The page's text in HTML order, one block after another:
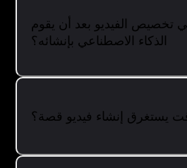
تخصيص الفيديو بعد أن يقوم
الذكاء الاصطناعي بإنشائه؟
يستغرق إنشاء فيديو قصة؟